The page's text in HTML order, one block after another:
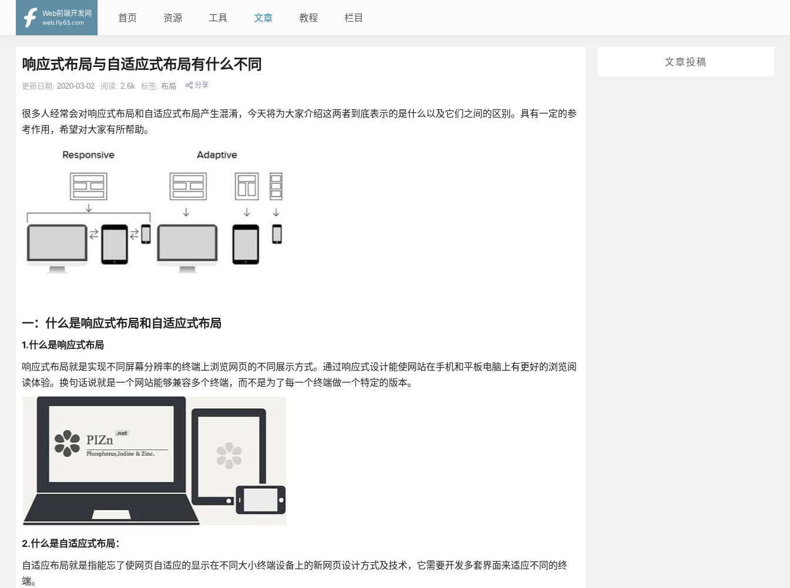
Web前端开发网
web.fly63.com
首页 资源 工具 文章 教程 栏目
文章投稿
响应式布局与自适应式布局有什么不同
更新日期: 2020-03-02 阅读: 2.6k 标签: 布局 分享
很多人经常会对响应式布局和自适应式布局产生混淆，今天将为大家介绍这两者到底表示的是什么以及它们之间的区别。具有一定的参
考作用，希望对大家有所帮助。
一：什么是响应式布局和自适应式布局
1.什么是响应式布局
响应式布局就是实现不同屏幕分辨率的终端上浏览网页的不同展示方式。通过响应式设计能使网站在手机和平板电脑上有更好的浏览阅
读体验。换句话说就是一个网站能够兼容多个终端，而不是为了每一个终端做一个特定的版本。
2.什么是自适应式布局：
自适应布局就是指能忘了使网页自适应的显示在不同大小终端设备上的新网页设计方式及技术，它需要开发多套界面来适应不同的终
端。